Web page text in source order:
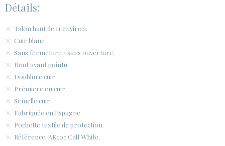
Détails:
Talon haut de 11 environ.
Cuir blanc.
Sans fermeture / sans ouverture.
Bout avant pointu.
Doublure cuir.
Prèmiere en cuir.
Semelle cuir.
Fabriquée en Espagne.
Pochette textile de protection.
Référence: AK107 Calf White.